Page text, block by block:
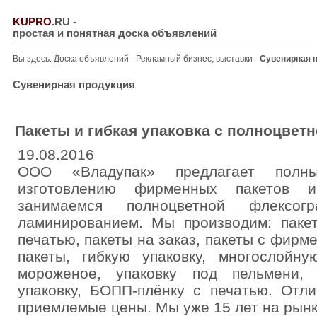
KUPRO.RU -
простая и понятная доска объявлений
Вы здесь: Доска объявлений - Рекламный бизнес, выставки - Сувенирная
Сувенирная продукция
Пакеты и гибкая упаковка с
19.08.2016
ООО «Владупак» предлагает
изготовлению фирменных
занимаемся полноцветной
ламинированием. Мы производим:
печатью, пакеты на заказ, пакеты с
пакеты, гибкую упаковку,
мороженое, упаковку под пельмени,
упаковку, БОПП-плёнку с печатью.
приемлемые цены. Мы уже 15 лет на